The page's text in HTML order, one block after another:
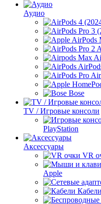
Аудио
Bose
TV / Игровые консоли
PlayStation
Аксессуары
VR
Apple
Кабели